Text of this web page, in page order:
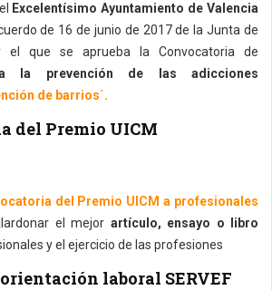
Excelentísimo Ayuntamiento de Valencia
de 16 de junio de 2017 de la Junta de
el que se aprueba la Convocatoria de
la prevención de las adicciones
de barrios´.
del Premio UICM
del Premio UICM a profesionales
el mejor artículo, ensayo o libro
y el ejercicio de las profesiones
laboral SERVEF